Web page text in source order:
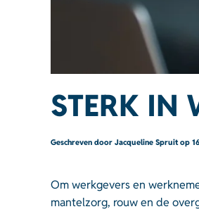
STERK IN
Geschreven door Jacqueline Spruitop
Om werkgevers en
mantelzorg, rouw en de